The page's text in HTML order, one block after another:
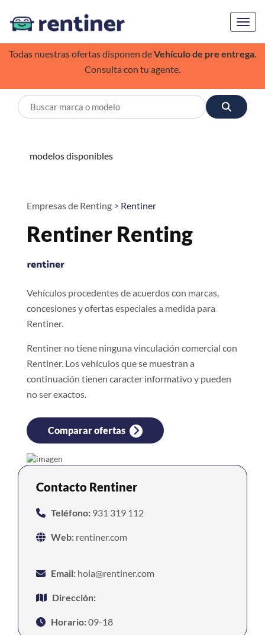
Todas nuestras ofertas disponen deVehículo de pre entrega.
Consulta con tu agente.
modelos disponibles
Empresas de Renting > Rentiner
Rentiner Renting
Vehículos procedentes de acuerdos con marcas,
concesiones y ofertas especiales a medida para
Rentiner.
Rentiner no tiene ninguna vinculación comercial con
Rentiner. Los vehículos que se muestran a
continuación tienen caracter informativo y pueden
no ser exactos.
Comparar ofertas
Contacto Rentiner
Teléfono: 931 319 112
Web: rentiner.com
Email: hola@rentiner.com
Dirección:
Horario:09-18